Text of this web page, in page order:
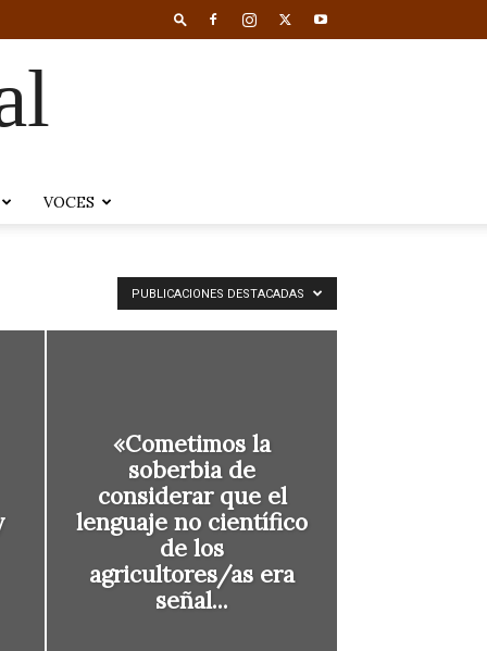
VOCES
PUBLICACIONES DESTACADAS
«Cometimos la
soberbia de
considerar que el
lenguaje no científico
de los
agricultores/as era
señal...